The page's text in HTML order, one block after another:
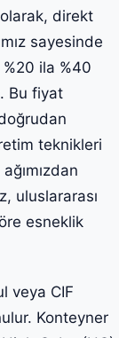
direkt
sayesinde
%20 ila %40
Bu fiyat
teknikleri
uluslararası
esneklik
veya CIF
Konteyner